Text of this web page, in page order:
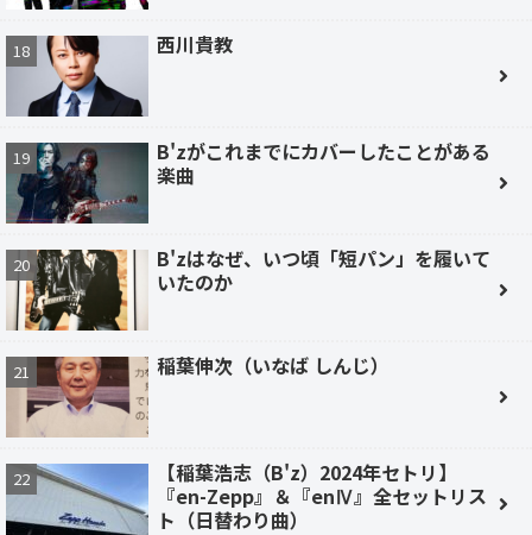
西川貴教
B'zがこれまでにカバーしたことがある
楽曲
B'zはなぜ、いつ頃「短パン」を履いて
いたのか
稲葉伸次（いなば しんじ）
【稲葉浩志（B'z）2024年セトリ】
『en-Zepp』＆『enⅣ』全セットリス
ト（日替わり曲）